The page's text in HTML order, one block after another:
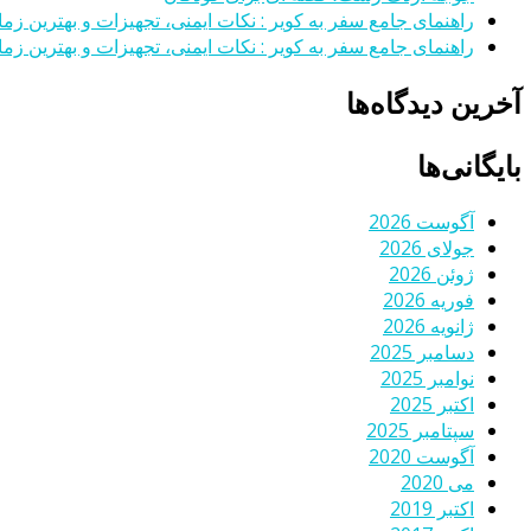
راهنمای جامع سفر به کویر : نکات ایمنی، تجهیزات و بهترین
راهنمای جامع سفر به کویر : نکات ایمنی، تجهیزات و بهترین
آخرین دیدگاه‌ها
بایگانی‌ها
آگوست 2026
جولای 2026
ژوئن 2026
فوریه 2026
ژانویه 2026
دسامبر 2025
نوامبر 2025
اکتبر 2025
سپتامبر 2025
آگوست 2020
می 2020
اکتبر 2019